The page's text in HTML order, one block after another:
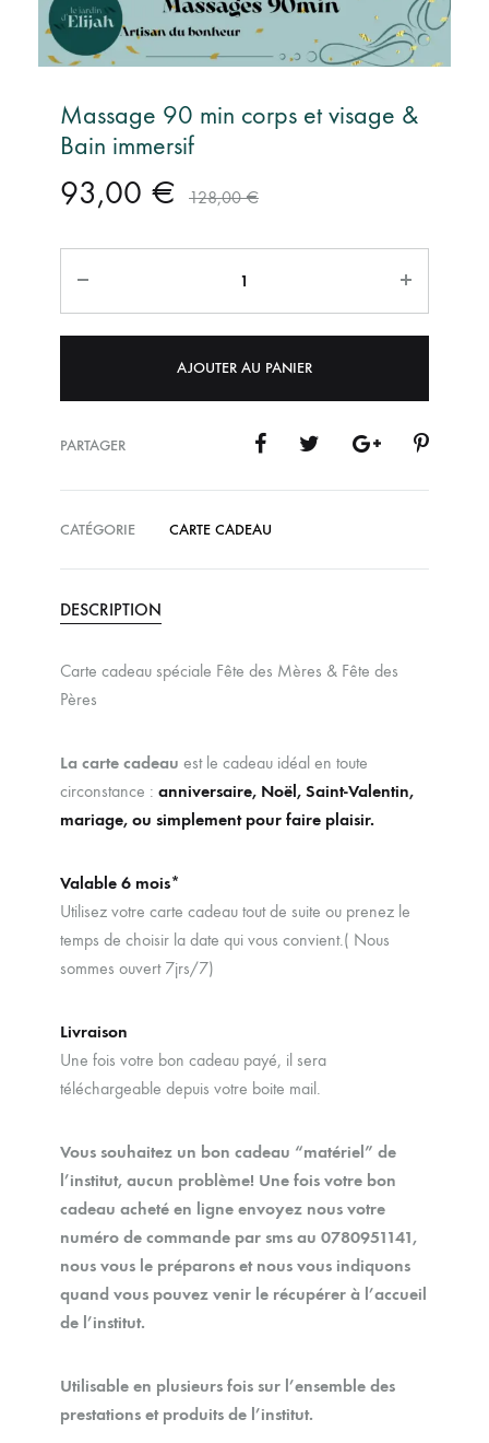
Massage 90 min corps et visage &
Bain immersif
93,00 € 128,00€
AJOUTER AU PANIER
PARTAGER
CATÉGORIE CARTE CADEAU
DESCRIPTION
Carte cadeau spéciale Fête des Mères & Fête des
Pères
La carte cadeau est le cadeau idéal en toute
circonstance : anniversaire, Noël, Saint-Valentin,
mariage, ou simplement pour faire plaisir.
Valable 6 mois*
Utilisez votre carte cadeau tout de suite ou prenez le
temps de choisir la date qui vous convient.( Nous
sommes ouvert 7jrs/7)
Livraison
Une fois votre bon cadeau payé, il sera
téléchargeable depuis votre boite mail.
Vous souhaitez un bon cadeau “matériel” de
l’institut, aucun problème! Une fois votre bon
cadeau acheté en ligne envoyez nous votre
numéro de commande par sms au 0780951141,
nous vous le préparons et nous vous indiquons
quand vous pouvez venir le récupérer à l’accueil
de l’institut.
Utilisable en plusieurs fois sur l’ensemble des
prestations et produits de l’institut.